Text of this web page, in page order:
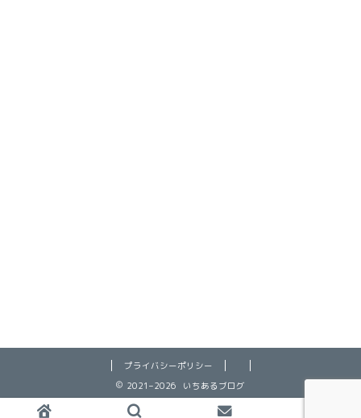
プライバシーポリシー
2021–2026 いちあるブログ